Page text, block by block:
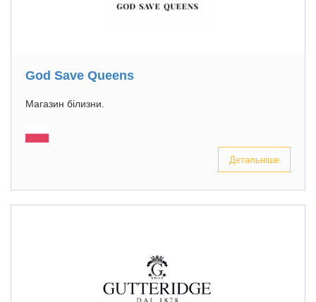
God Save Queens
Магазин білизни.
Детальніше